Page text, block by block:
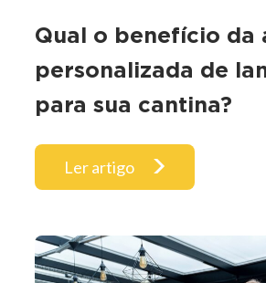
Qual o benefício da
personalizada de
para sua cantina?
Ler artigo